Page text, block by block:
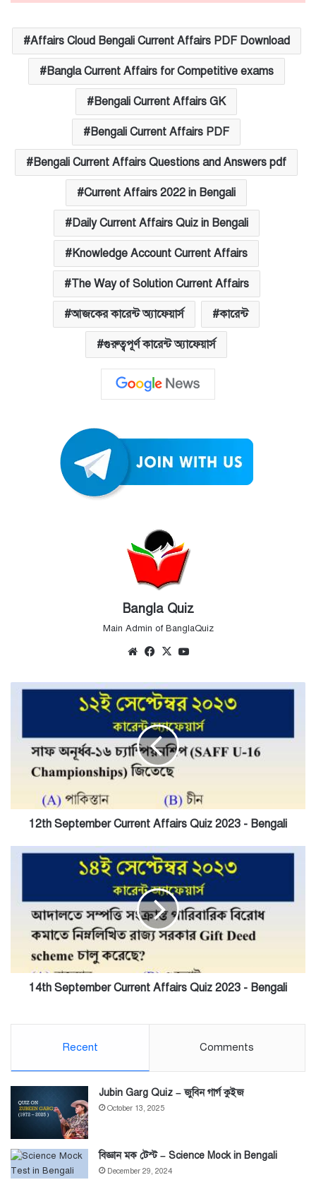
Affairs Cloud Bengali Current Affairs PDF Download
Bangla Current Affairs for Competitive exams
Bengali Current Affairs GK
Bengali Current Affairs PDF
Bengali Current Affairs Questions and Answers pdf
Current Affairs 2022 in Bengali
Daily Current Affairs Quiz in Bengali
Knowledge Account Current Affairs
The Way of Solution Current Affairs
আজকের কারেন্ট অ্যাফেয়ার্স কারেন্ট
গুরুত্বপূর্ণ কারেন্ট অ্যাফেয়ার্স
Bangla Quiz
Main Admin of BanglaQuiz
WebsiteFacebook
X
12th
12th September Current Affairs Quiz 2023 - Bengali
14th
Bengali
14th September Current Affairs Quiz 2023 - Bengali
Recent Comments
Jubin Garg Quiz – জুবিন গার্গ কুইজ
October 13, 2025
বিজ্ঞান মক টেস্ট – Science Mock in Bengali
December 29, 2024